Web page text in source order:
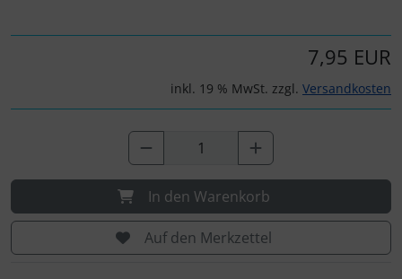
7,95 EUR
inkl. 19 % MwSt. zzgl. Versandkosten
In den Warenkorb
Auf den Merkzettel